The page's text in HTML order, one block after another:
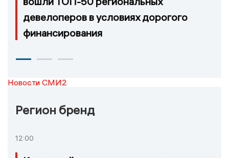
девелоперов в условиях дорогого
финансирования
Новости СМИ2
Регион бренд
12:00